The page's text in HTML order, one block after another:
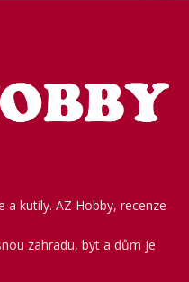
a kutily. AZ Hobby, recenze
zahradu, byt a dům je